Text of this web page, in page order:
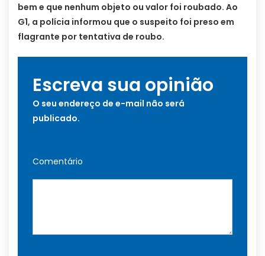
bem e que nenhum objeto ou valor foi roubado. Ao
G1, a polícia informou que o suspeito foi preso em
flagrante por tentativa de roubo.
Escreva sua opinião
O seu endereço de e-mail não será
publicado.
Comentário